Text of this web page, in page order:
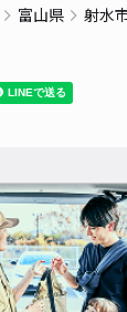
富山県 射水